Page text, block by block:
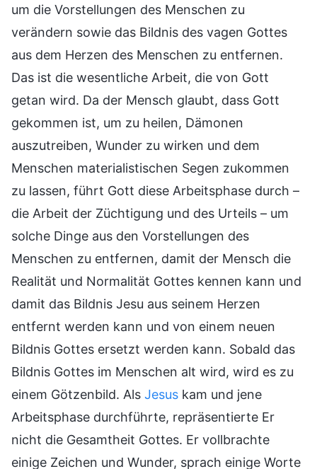
um die Vorstellungen des Menschen zu
verändern sowie das Bildnis des vagen Gottes
aus dem Herzen des Menschen zu entfernen.
Das ist die wesentliche Arbeit, die von Gott
getan wird. Da der Mensch glaubt, dass Gott
gekommen ist, um zu heilen, Dämonen
auszutreiben, Wunder zu wirken und dem
Menschen materialistischen Segen zukommen
zu lassen, führt Gott diese Arbeitsphase durch –
die Arbeit der Züchtigung und des Urteils – um
solche Dinge aus den Vorstellungen des
Menschen zu entfernen, damit der Mensch die
Realität und Normalität Gottes kennen kann und
damit das Bildnis Jesu aus seinem Herzen
entfernt werden kann und von einem neuen
Bildnis Gottes ersetzt werden kann. Sobald das
Bildnis Gottes im Menschen alt wird, wird es zu
einem Götzenbild. Als Jesus kam und jene
Arbeitsphase durchführte, repräsentierte Er
nicht die Gesamtheit Gottes. Er vollbrachte
einige Zeichen und Wunder, sprach einige Worte